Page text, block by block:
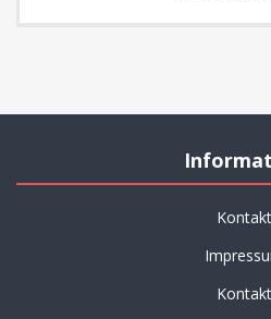
Kontakt
Kontakt